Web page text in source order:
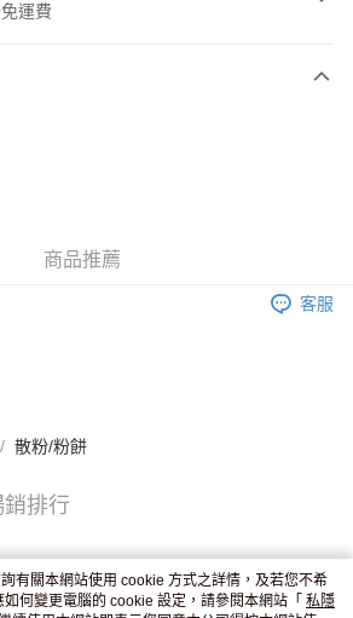
運費
認後2-4個工作天到店，7天內取。逾期後
商品推薦
客服
散粉/粉餅
排行
有關本網站使用 cookie 方式之詳情，及若您不希
何變更電腦的 cookie 設定，請參閱本網站「 私隱